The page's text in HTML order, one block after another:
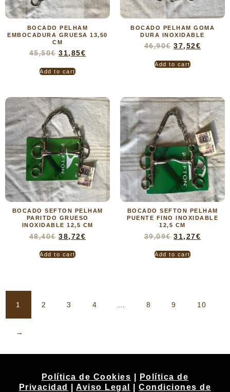
BOCADO PELHAM
EMBOCADURA GRUESA 13,50
CM
45,50€ 31,85€
Add to cart
BOCADO PELHAM GOMA
DURA INOXIDABLE
46,90€ 37,52€
Add to cart
BOCADO SEFTON PELHAM
PARITDO GRUESO
INOXIDABLE 12,5 CM
48,40€ 38,72€
Add to cart
BOCADO SEFTON PELHAM
PUENTE FINO INOXIDABLE
12,5 CM
39,09€ 31,27€
Add to cart
1 2 3 4 … 8 9 10
→
Política de Cookies
Política de
Privacidad
|Aviso Legal |Condiciones de